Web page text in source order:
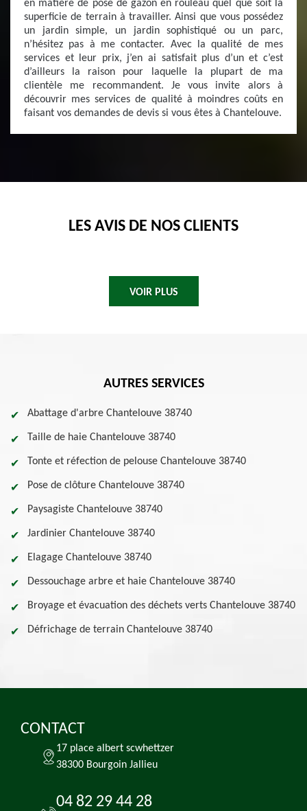
en matière de pose de gazon en rouleau quel que soit la
superficie de terrain à travailler. Ainsi que vous possédez
un jardin simple, un jardin sophistiqué ou un parc,
n’hésitez pas à me contacter. Avec la qualité de mes
services et leur prix, j’en ai satisfait plus d’un et c’est
d’ailleurs la raison pour laquelle la plupart de ma
clientèle me recommandent. Je vous invite alors à
découvrir mes services de qualité à moindres coûts en
faisant vos demandes de devis si vous êtes à Chantelouve.
LES AVIS DE NOS CLIENTS
VOIR PLUS
AUTRES SERVICES
Abattage d'arbre Chantelouve 38740
Taille de haie Chantelouve 38740
Tonte et réfection de pelouse Chantelouve 38740
Pose de clôture Chantelouve 38740
Paysagiste Chantelouve 38740
Jardinier Chantelouve 38740
Elagage Chantelouve 38740
Dessouchage arbre et haie Chantelouve 38740
Broyage et évacuation des déchets verts Chantelouve 38740
Défrichage de terrain Chantelouve 38740
CONTACT
17 place albert scwhettzer
38300 Bourgoin Jallieu
04 82 29 44 28